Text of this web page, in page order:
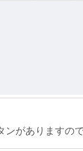
がありますの